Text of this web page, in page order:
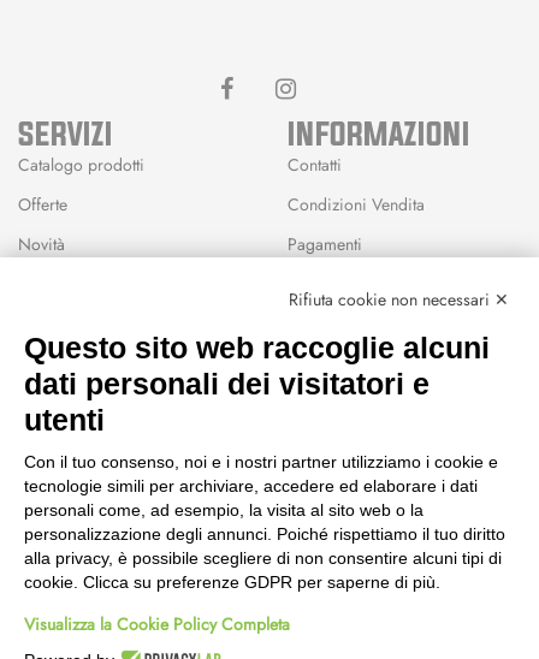
SERVIZI
Catalogo prodotti
Offerte
Novità
Wishlist
INFORMAZIONI
Contatti
Condizioni Vendita
Pagamenti
CEP GREEN
Fanano (MO)
059 8676485
349 9202419
388 8659473
info@cepgreen.com
Orario
Dal lunedì al venerdì
Rifiuta cookie non necessari ✕
Questo sito web raccoglie alcuni
dati personali dei visitatori e
utenti
Con il tuo consenso, noi e i nostri partner utilizziamo i cookie e
tecnologie simili per archiviare, accedere ed elaborare i dati
personali come, ad esempio, la visita al sito web o la
personalizzazione degli annunci. Poiché rispettiamo il tuo diritto
alla privacy, è possibile scegliere di non consentire alcuni tipi di
cookie. Clicca su preferenze GDPR per saperne di più.
Visualizza la Cookie Policy Completa